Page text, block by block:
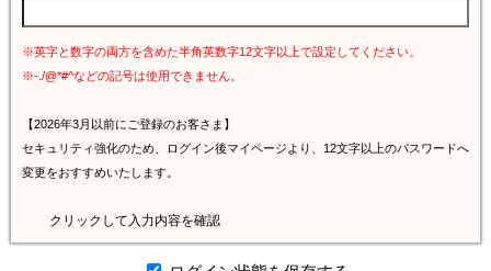
※英字と数字の両方を含めた半角英数字12文字以上で設定してください。
※-./@*#^などの記号は使用できません。
【2026年3月以前にご登録のお客さま】
セキュリティ強化のため、ログイン後マイページより、12文字以上のパスワードへ
変更をおすすめいたします。
クリックして入力内容を確認